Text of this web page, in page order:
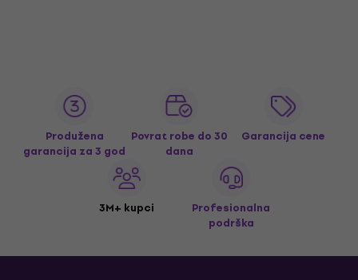
Produžena
garancija za 3 god
Povrat robe do 30
dana
Garancija cene
3M+ kupci
Profesionalna
podrška